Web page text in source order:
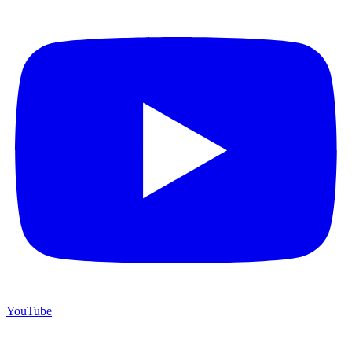
YouTube